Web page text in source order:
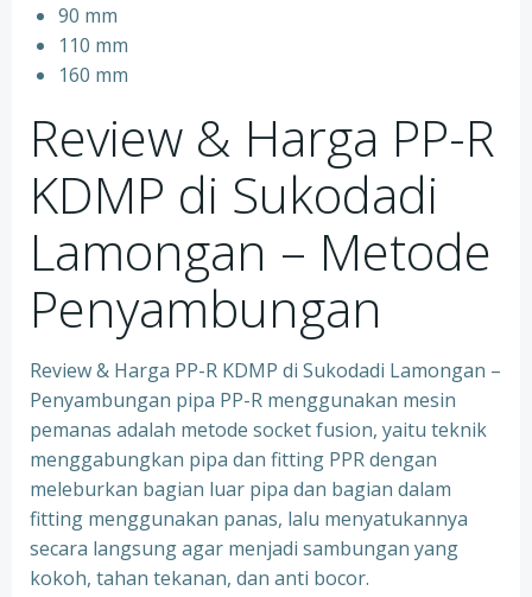
90 mm
110 mm
160 mm
Review & Harga PP-R
KDMP di Sukodadi
Lamongan – Metode
Penyambungan
Review & Harga PP-R KDMP di Sukodadi Lamongan –
Penyambungan pipa PP-R menggunakan mesin
pemanas adalah metode socket fusion, yaitu teknik
menggabungkan pipa dan fitting PPR dengan
meleburkan bagian luar pipa dan bagian dalam
fitting menggunakan panas, lalu menyatukannya
secara langsung agar menjadi sambungan yang
kokoh, tahan tekanan, dan anti bocor.